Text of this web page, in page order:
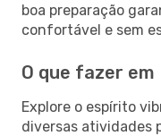
boa preparação
confortável e sem
O que fazer
Explore o espírito
diversas atividades